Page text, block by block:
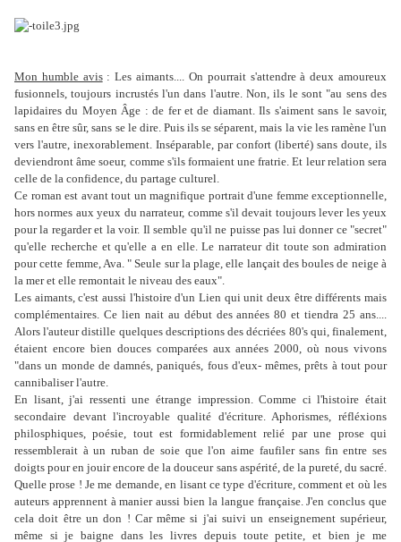
Mon humble avis: Les aimants.... On pourrait s'attendre à deux amoureux
fusionnels, toujours incrustés l'un dans l'autre. Non, ils le sont "au sens des
lapidaires du Moyen Âge : de fer et de diamant. Ils s'aiment sans le savoir,
sans en être sûr, sans se le dire. Puis ils se séparent, mais la vie les ramène l'un
vers l'autre, inexorablement. Inséparable, par confort (liberté) sans doute, ils
deviendront âme soeur, comme s'ils formaient une fratrie. Et leur relation sera
celle de la confidence, du partage culturel.
Ce roman est avant tout un magnifique portrait d'une femme exceptionnelle,
hors normes aux yeux du narrateur, comme s'il devait toujours lever les yeux
pour la regarder et la voir. Il semble qu'il ne puisse pas lui donner ce "secret"
qu'elle recherche et qu'elle a en elle. Le narrateur dit toute son admiration
pour cette femme, Ava. " Seule sur la plage, elle lançait des boules de neige à
la mer et elle remontait le niveau des eaux".
Les aimants, c'est aussi l'histoire d'un Lien qui unit deux être différents mais
complémentaires. Ce lien nait au début des années 80 et tiendra 25 ans....
Alors l'auteur distille quelques descriptions des décriées 80's qui, finalement,
étaient encore bien douces comparées aux années 2000, où nous vivons
"dans un monde de damnés, paniqués, fous d'eux- mêmes, prêts à tout pour
cannibaliser l'autre.
En lisant, j'ai ressenti une étrange impression. Comme ci l'histoire était
secondaire devant l'incroyable qualité d'écriture. Aphorismes, réfléxions
philosphiques, poésie, tout est formidablement relié par une prose qui
ressemblerait à un ruban de soie que l'on aime faufiler sans fin entre ses
doigts pour en jouir encore de la douceur sans aspérité, de la pureté, du sacré.
Quelle prose ! Je me demande, en lisant ce type d'écriture, comment et où les
auteurs apprennent à manier aussi bien la langue française. J'en conclus que
cela doit être un don ! Car même si j'ai suivi un enseignement supérieur,
même si je baigne dans les livres depuis toute petite, et bien je me